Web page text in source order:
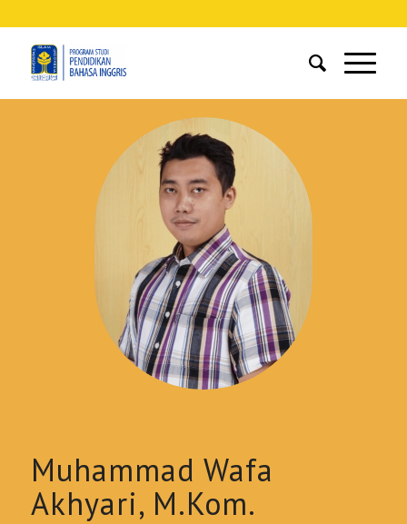
Muhammad Wafa
Akhyari, M.Kom.